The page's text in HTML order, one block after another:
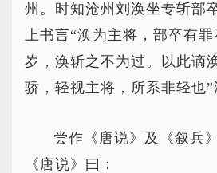
州。时知沧州刘涣坐专斩部
上书言“涣为主将，部卒有
岁，涣斩之不为过。以此谪
骄，轻视主将，所系非轻也”
尝作《唐说》及《叙兵
《唐说》曰：